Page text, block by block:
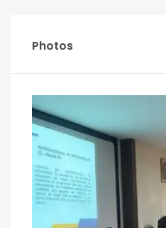
Photos